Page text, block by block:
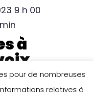
9 h 00
à
9 h 00
pour de nombreuses
relatives à